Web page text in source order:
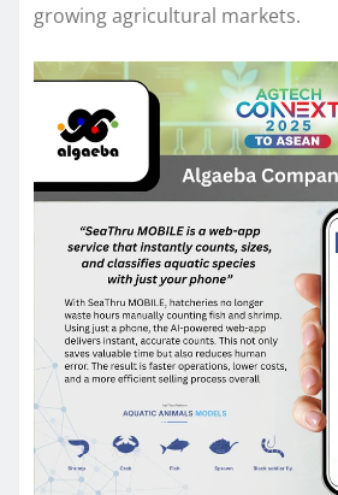
growing agricultural markets.